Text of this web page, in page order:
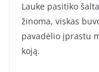
Lauke pasitiko
žinoma, viskas
pavadėlio įprastu
koją.